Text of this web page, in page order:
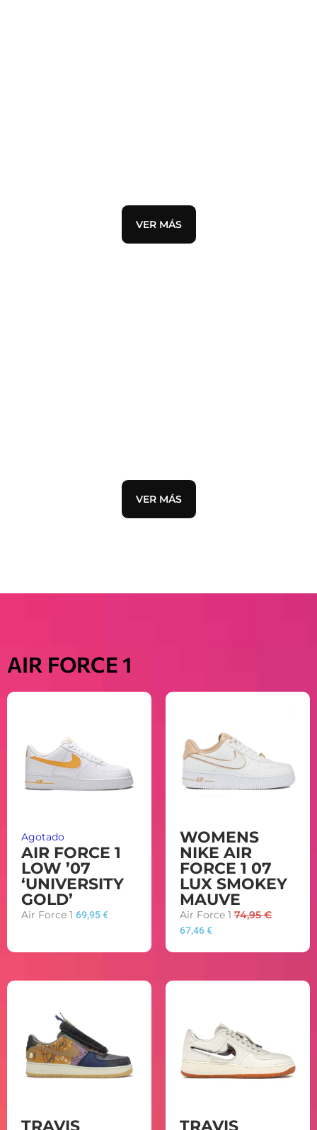
VER MÁS
VER MÁS
AIR FORCE 1
Agotado
AIR FORCE 1
LOW ’07
‘UNIVERSITY
GOLD’
Air Force 1 69,95€
WOMENS
NIKE AIR
FORCE 1 07
LUX SMOKEY
MAUVE
Air Force 1 74,95€
67,46€
TRAVIS TRAVIS